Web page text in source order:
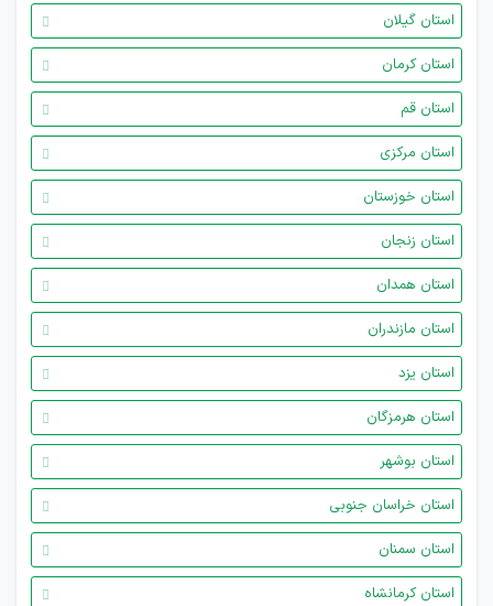
استان گیلان
استان کرمان
استان قم
استان مرکزی
استان خوزستان
استان زنجان
استان همدان
استان مازندران
استان یزد
استان هرمزگان
استان بوشهر
استان خراسان جنوبی
استان سمنان
استان کرمانشاه